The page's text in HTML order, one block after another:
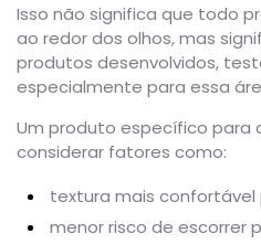
Isso não significa que todo
ao redor dos olhos, mas
produtos desenvolvidos,
especialmente para essa
Um produto específico para
considerar fatores como:
textura mais confortável
menor risco de escorrer